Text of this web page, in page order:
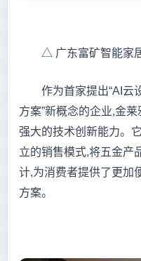
△ 广东富矿智能家
作为首家提出“AI云
方案”新概念的企业,金
强大的技术创新能力。
立的销售模式,将五金产
计,为消费者提供了更加
方案。